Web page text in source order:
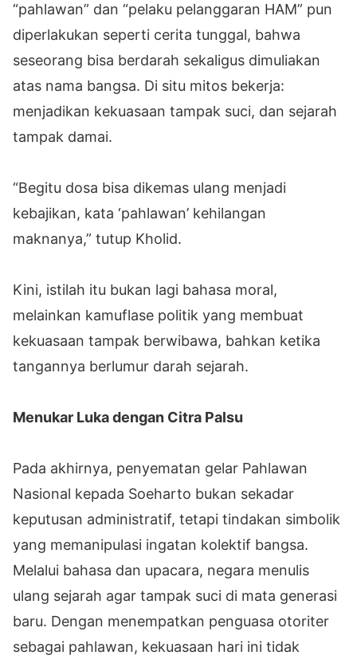
“pahlawan” dan “pelaku pelanggaran HAM” pun
diperlakukan seperti cerita tunggal, bahwa
seseorang bisa berdarah sekaligus dimuliakan
atas nama bangsa. Di situ mitos bekerja:
menjadikan kekuasaan tampak suci, dan sejarah
tampak damai.
“Begitu dosa bisa dikemas ulang menjadi
kebajikan, kata ‘pahlawan’ kehilangan
maknanya,” tutup Kholid.
Kini, istilah itu bukan lagi bahasa moral,
melainkan kamuflase politik yang membuat
kekuasaan tampak berwibawa, bahkan ketika
tangannya berlumur darah sejarah.
Menukar Luka dengan Citra Palsu
Pada akhirnya, penyematan gelar Pahlawan
Nasional kepada Soeharto bukan sekadar
keputusan administratif, tetapi tindakan simbolik
yang memanipulasi ingatan kolektif bangsa.
Melalui bahasa dan upacara, negara menulis
ulang sejarah agar tampak suci di mata generasi
baru. Dengan menempatkan penguasa otoriter
sebagai pahlawan, kekuasaan hari ini tidak